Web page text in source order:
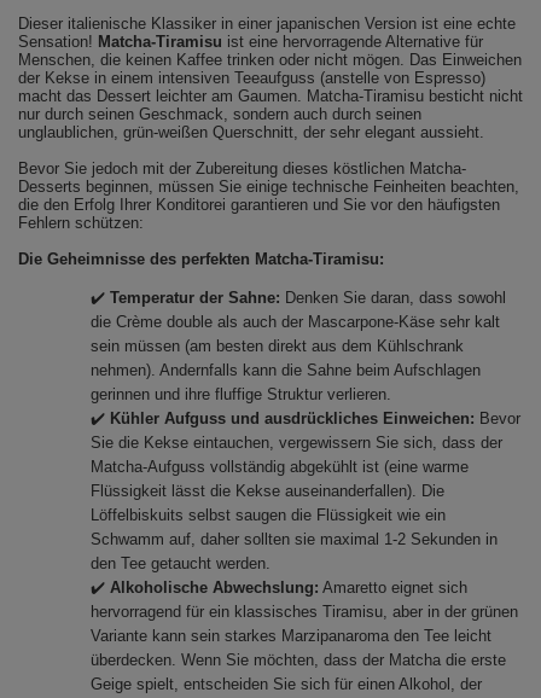
Dieser italienische Klassiker in einer japanischen Version ist eine echte
Sensation! Matcha-Tiramisu ist eine hervorragende Alternative für
Menschen, die keinen Kaffee trinken oder nicht mögen. Das Einweichen
der Kekse in einem intensiven Teeaufguss (anstelle von Espresso)
macht das Dessert leichter am Gaumen. Matcha-Tiramisu besticht nicht
nur durch seinen Geschmack, sondern auch durch seinen
unglaublichen, grün-weißen Querschnitt, der sehr elegant aussieht.
Bevor Sie jedoch mit der Zubereitung dieses köstlichen Matcha-
Desserts beginnen, müssen Sie einige technische Feinheiten beachten,
die den Erfolg Ihrer Konditorei garantieren und Sie vor den häufigsten
Fehlern schützen:
Die Geheimnisse des perfekten Matcha-Tiramisu:
✔️ Temperatur der Sahne: Denken Sie daran, dass sowohl
die Crème double als auch der Mascarpone-Käse sehr kalt
sein müssen (am besten direkt aus dem Kühlschrank
nehmen). Andernfalls kann die Sahne beim Aufschlagen
gerinnen und ihre fluffige Struktur verlieren.
✔️ Kühler Aufguss und ausdrückliches Einweichen: Bevor
Sie die Kekse eintauchen, vergewissern Sie sich, dass der
Matcha-Aufguss vollständig abgekühlt ist (eine warme
Flüssigkeit lässt die Kekse auseinanderfallen). Die
Löffelbiskuits selbst saugen die Flüssigkeit wie ein
Schwamm auf, daher sollten sie maximal 1-2 Sekunden in
den Tee getaucht werden.
✔️ Alkoholische Abwechslung: Amaretto eignet sich
hervorragend für ein klassisches Tiramisu, aber in der grünen
Variante kann sein starkes Marzipanaroma den Tee leicht
überdecken. Wenn Sie möchten, dass der Matcha die erste
Geige spielt, entscheiden Sie sich für einen Alkohol, der